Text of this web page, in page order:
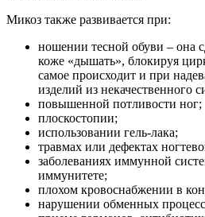
Микоз также развивается при:
ношении тесной обуви – она
коже «дышать», блокируя
самое происходит и при
изделий из некачественного
повышенной потливости ног;
плоскостопии;
использовании гель-лака;
травмах или дефектах
заболеваниях иммунной
иммунитете;
плохом кровоснабжении в
нарушении обменных